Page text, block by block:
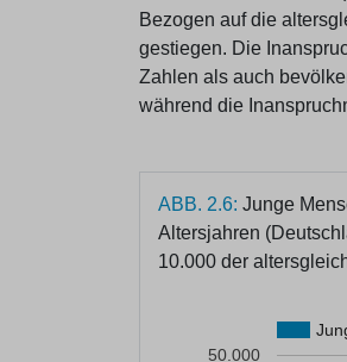
Bezogen auf die
gestiegen. Die
Zahlen als auch
während die
ABB. 2.6: Junge
Altersjahren
10.000 der
50.000